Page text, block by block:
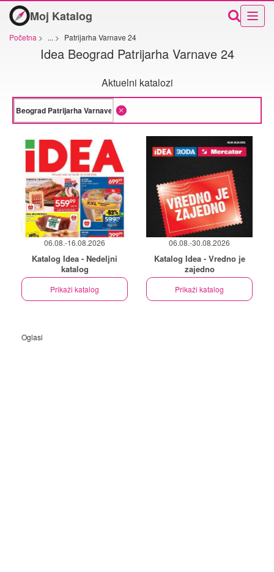
Moj Katalog
Početna > ... > Patrijarha Varnave 24
Idea Beograd Patrijarha Varnave 24
Aktuelni katalozi
06.08.-16.08.2026
Katalog Idea - Nedeljni
katalog
Prikaži katalog
06.08.-30.08.2026
Katalog Idea - Vredno je
zajedno
Prikaži katalog
Oglasi